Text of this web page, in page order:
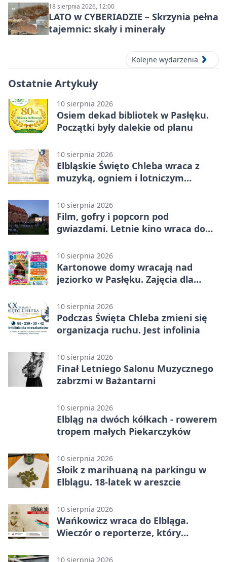
18 sierpnia 2026, 12:00
LATO w CYBERIADZIE – Skrzynia pełna
tajemnic: skały i minerały
Kolejne wydarzenia
Ostatnie Artykuły
10 sierpnia 2026
Osiem dekad bibliotek w Pasłęku.
Początki były dalekie od planu
10 sierpnia 2026
Elbląskie Święto Chleba wraca z
muzyką, ogniem i lotniczym
10 sierpnia 2026
Film, gofry i popcorn pod
gwiazdami. Letnie kino wraca do
10 sierpnia 2026
Kartonowe domy wracają nad
jeziorko w Pasłęku. Zajęcia dla
10 sierpnia 2026
Podczas Święta Chleba zmieni się
organizacja ruchu. Jest infolinia
10 sierpnia 2026
Finał Letniego Salonu Muzycznego
zabrzmi w Bażantarni
10 sierpnia 2026
Elbląg na dwóch kółkach - rowerem
tropem małych Piekarczyków
10 sierpnia 2026
Słoik z marihuaną na parkingu w
Elblągu. 18-latek w areszcie
10 sierpnia 2026
Wańkowicz wraca do Elbląga.
Wieczór o reporterze, który
10 sierpnia 2026